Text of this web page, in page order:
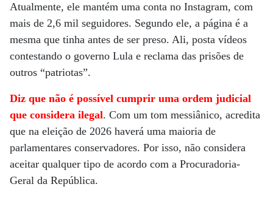
Atualmente, ele mantém uma conta no Instagram, com
mais de 2,6 mil seguidores. Segundo ele, a página é a
mesma que tinha antes de ser preso. Ali, posta vídeos
contestando o governo Lula e reclama das prisões de
outros “patriotas”.
Diz que não é possível cumprir uma ordem judicial
que considera ilegal. Com um tom messiânico, acredita
que na eleição de 2026 haverá uma maioria de
parlamentares conservadores. Por isso, não considera
aceitar qualquer tipo de acordo com a Procuradoria-
Geral da República.